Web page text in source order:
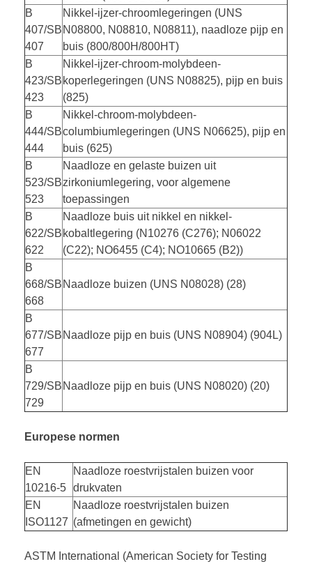
B
407/SB
407
Nikkel-ijzer-chroomlegeringen (UNS
N08800, N08810, N08811), naadloze pijp en
buis (800/800H/800HT)
B
423/SB
423
Nikkel-ijzer-chroom-molybdeen-
koperlegeringen (UNS N08825), pijp en buis
(825)
B
444/SB
444
Nikkel-chroom-molybdeen-
columbiumlegeringen (UNS N06625), pijp en
buis (625)
B
523/SB
523
Naadloze en gelaste buizen uit
zirkoniumlegering, voor algemene
toepassingen
B
622/SB
622
Naadloze buis uit nikkel en nikkel-
kobaltlegering (N10276 (C276); N06022
(C22); NO6455 (C4); NO10665 (B2))
B
668/SB
668
Naadloze buizen (UNS N08028) (28)
B
677/SB
677
Naadloze pijp en buis (UNS N08904) (904L)
B
729/SB
729
Naadloze pijp en buis (UNS N08020) (20)
Europese normen
EN
10216-5
Naadloze roestvrijstalen buizen voor
drukvaten
EN
ISO1127
Naadloze roestvrijstalen buizen
(afmetingen en gewicht)
ASTM International (American Society for Testing